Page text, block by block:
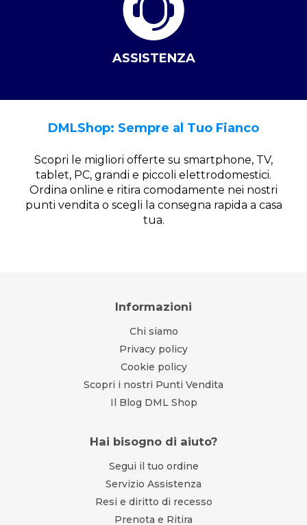
ASSISTENZA
DMLShop: Sempre al Tuo Fianco
Scopri le migliori offerte su smartphone, TV,
tablet, PC, grandi e piccoli elettrodomestici.
Ordina online e ritira comodamente nei nostri
punti vendita o scegli la consegna rapida a casa
tua.
Informazioni
Chi siamo
Privacy policy
Cookie policy
Scopri i nostri Punti Vendita
Il Blog DML Shop
Hai bisogno di aiuto?
Segui il tuo ordine
Servizio Assistenza
Resi e diritto di recesso
Prenota e Ritira